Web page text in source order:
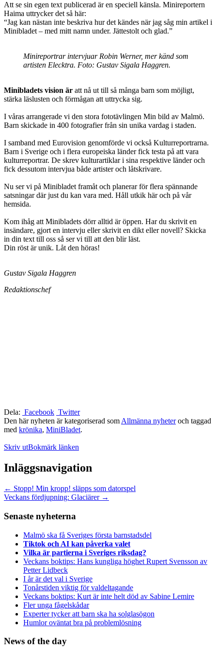
Att se sin egen text publicerad är en speciell känsla. Minireportern
Haima uttrycker det så här:
“Jag kan nästan inte beskriva hur det kändes när jag såg min artikel i
Minibladet – med mitt namn under. Jättestolt och glad.”
Minireportrar intervjuar Robin Werner, mer känd som
artisten Elecktra. Foto: Gustav Sigala Haggren.
Minibladets vision är att nå ut till så många barn som möjligt,
stärka läslusten och förmågan att uttrycka sig.
I våras arrangerade vi den stora fototävlingen Min bild av Malmö.
Barn skickade in 400 fotografier från sin unika vardag i staden.
I samband med Eurovision genomförde vi också Kulturreportrarna.
Barn i Sverige och i flera europeiska länder fick testa på att vara
kulturreportrar. De skrev kulturartiklar i sina respektive länder och
fick dessutom intervjua både artister och låtskrivare.
Nu ser vi på Minibladet framåt och planerar för flera spännande
satsningar där just du kan vara med. Håll utkik här och på vår
hemsida.
Kom ihåg att Minibladets dörr alltid är öppen. Har du skrivit en
insändare, gjort en intervju eller skrivit en dikt eller novell? Skicka
in din text till oss så ser vi till att den blir läst.
Din röst är unik. Låt den höras!
Gustav Sigala Haggren
Redaktionschef
Dela: Facebook Twitter
Den här nyheten är kategoriserad som Allmänna nyheteroch taggad
med krönika, MiniBladet.
Skriv utBokmärk länken
Inläggsnavigation
← Stopp! Min kropp! släpps som datorspel
Veckans fördjupning: Glaciärer →
Senaste nyheterna
Malmö ska få Sveriges första barnstadsdel
Tiktok och AI kan påverka valet
Vilka är partierna i Sveriges riksdag?
Veckans boktips: Hans kungliga höghet Rupert Svensson av
Petter Lidbeck
I år är det val i Sverige
Tonårstiden viktig för valdeltagande
Veckans boktips: Kurt är inte helt död av Sabine Lemire
Fler unga fågelskådar
Experter tycker att barn ska ha solglasögon
Humlor oväntat bra på problemlösning
News of the day